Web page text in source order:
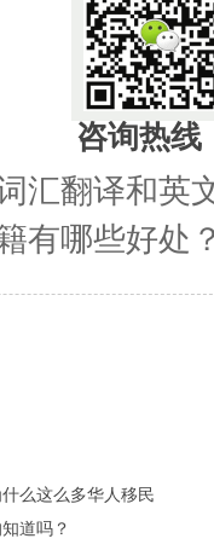
咨询热线
汇翻译和英
有哪些好处
么这么多华人移民
道吗？